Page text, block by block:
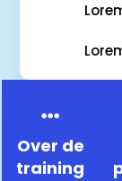

Over de
training